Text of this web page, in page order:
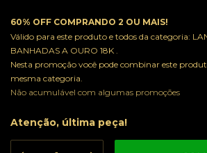
60% OFF COMPRANDO 2 OU MAIS!
Válido para este produto e todos da categoria:
BANHADAS A OURO 18K .
Nesta promoção você pode combinar este
mesma categoria.
Não acumulável com algumas promoções
Atenção, última peça!